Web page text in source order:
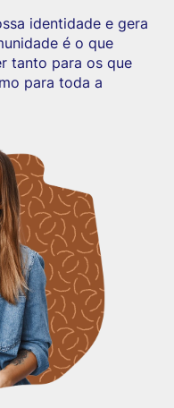
identidade e gera
é o que
tanto para os que
para toda a